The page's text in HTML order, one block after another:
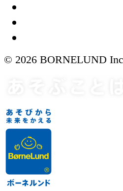
© 2026 BORNELUND